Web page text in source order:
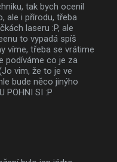
tak bych ocenil
ale i přírodu, třeba
laseru :P, ale
to vypadá spíš
víme, třeba se vrátime
podíváme co je za
vim, že to je ve
bude něco jinýho
POHNI SI :P